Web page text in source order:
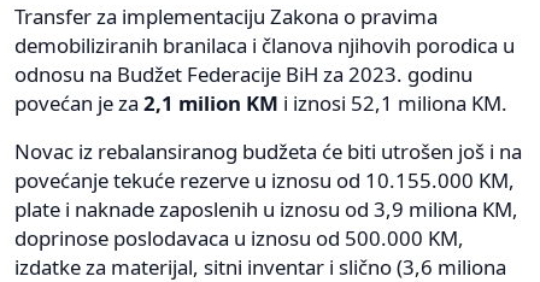
Transfer za implementaciju Zakona o pravima
demobiliziranih branilaca i članova njihovih porodica u
odnosu na Budžet Federacije BiH za 2023. godinu
povećan je za 2,1 milion KM i iznosi 52,1 miliona KM.
Novac iz rebalansiranog budžeta će biti utrošen još i na
povećanje tekuće rezerve u iznosu od 10.155.000 KM,
plate i naknade zaposlenih u iznosu od 3,9 miliona KM,
doprinose poslodavaca u iznosu od 500.000 KM,
izdatke za materijal, sitni inventar i slično (3,6 miliona